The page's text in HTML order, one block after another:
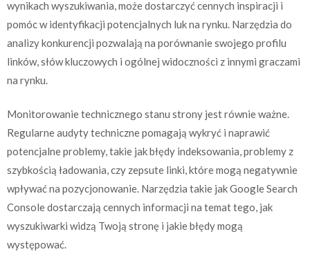
wynikach wyszukiwania, może dostarczyć cennych inspiracji i
pomóc w identyfikacji potencjalnych luk na rynku. Narzędzia do
analizy konkurencji pozwalają na porównanie swojego profilu
linków, słów kluczowych i ogólnej widoczności z innymi graczami
na rynku.
Monitorowanie technicznego stanu strony jest równie ważne.
Regularne audyty techniczne pomagają wykryć i naprawić
potencjalne problemy, takie jak błędy indeksowania, problemy z
szybkością ładowania, czy zepsute linki, które mogą negatywnie
wpływać na pozycjonowanie. Narzędzia takie jak Google Search
Console dostarczają cennych informacji na temat tego, jak
wyszukiwarki widzą Twoją stronę i jakie błędy mogą
występować.